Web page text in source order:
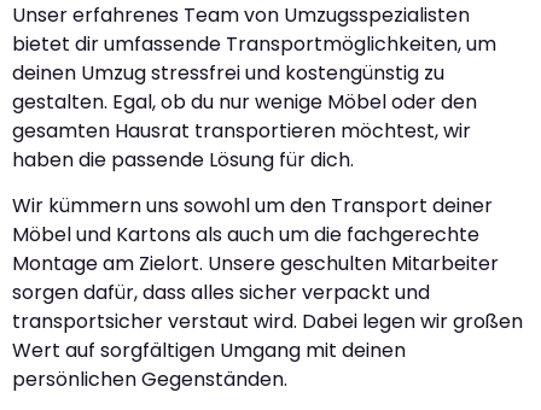
Unser erfahrenes Team von Umzugsspezialisten
bietet dir umfassende Transportmöglichkeiten, um
deinen Umzug stressfrei und kostengünstig zu
gestalten. Egal, ob du nur wenige Möbel oder den
gesamten Hausrat transportieren möchtest, wir
haben die passende Lösung für dich.
Wir kümmern uns sowohl um den Transport deiner
Möbel und Kartons als auch um die fachgerechte
Montage am Zielort. Unsere geschulten Mitarbeiter
sorgen dafür, dass alles sicher verpackt und
transportsicher verstaut wird. Dabei legen wir großen
Wert auf sorgfältigen Umgang mit deinen
persönlichen Gegenständen.